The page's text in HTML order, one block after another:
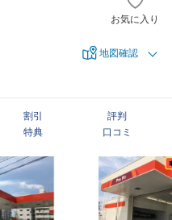
お気に入り
地図確認
割引
特典
評判
口コミ